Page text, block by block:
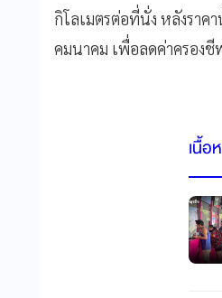
กิโลเมตรต่อที่นั่ง หลังราค
คมนาคม เพื่อลดค่าครอง
เนื้อ